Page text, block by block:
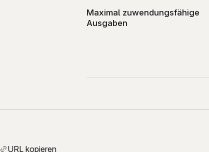
Maximal zuwendungsfähige
Ausgaben
URL kopieren